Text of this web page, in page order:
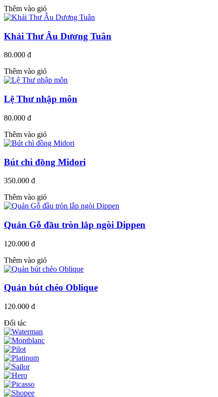
Thêm vào giỏ
Khải Thư Âu Dương Tuân
80.000 đ
Thêm vào giỏ
Lệ Thư nhập môn
80.000 đ
Thêm vào giỏ
Bút chì đồng Midori
350.000 đ
Thêm vào giỏ
Quản Gỗ đầu tròn lắp ngòi Dippen
120.000 đ
Thêm vào giỏ
Quản bút chéo Oblique
120.000 đ
Đối tác